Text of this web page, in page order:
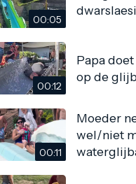
00:05
00:12
Papa
op de
00:11
Moeder
wel/niet